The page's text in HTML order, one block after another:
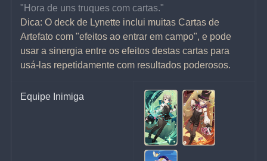
"Hora de uns truques com cartas."
Dica: O deck de Lynette inclui muitas Cartas de
Artefato com "efeitos ao entrar em campo", e pode
usar a sinergia entre os efeitos destas cartas para
usá-las repetidamente com resultados poderosos.
Equipe Inimiga